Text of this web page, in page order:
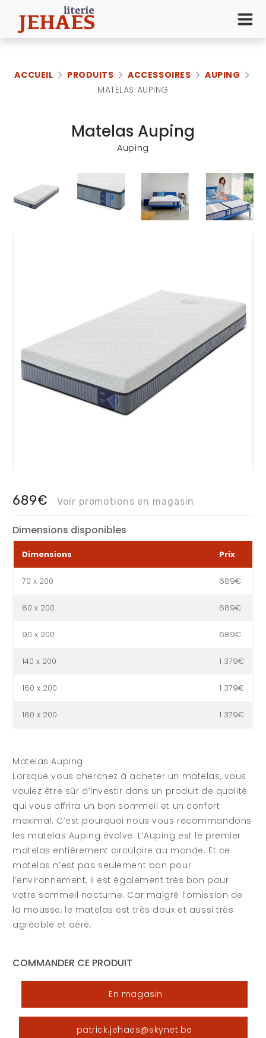
ACCUEIL PRODUITS ACCESSOIRES
AUPING
MATELAS AUPING
Matelas Auping
Auping
689€ Voir promotions en magasin
Dimensions disponibles
Dimensions Prix
70 x 200 689€
80 x 200 689€
90 x 200 689€
140 x 200 1 379€
160 x 200 1 379€
180 x 200 1 379€
Matelas Auping
Lorsque vous cherchez à acheter un matelas, vous
voulez être sûr d’investir dans un produit de qualité
qui vous offrira un bon sommeil et un confort
maximal. C’est pourquoi nous vous recommandons
les matelas Auping évolve. L’Auping est le premier
matelas entièrement circulaire au monde. Et ce
matelas n’est pas seulement bon pour
l’environnement, il est également très bon pour
votre sommeil nocturne. Car malgré l’omission de
la mousse, le matelas est très doux et aussi très
agréable et aéré.
COMMANDER CE PRODUIT
En magasin
patrick.jehaes@skynet.be